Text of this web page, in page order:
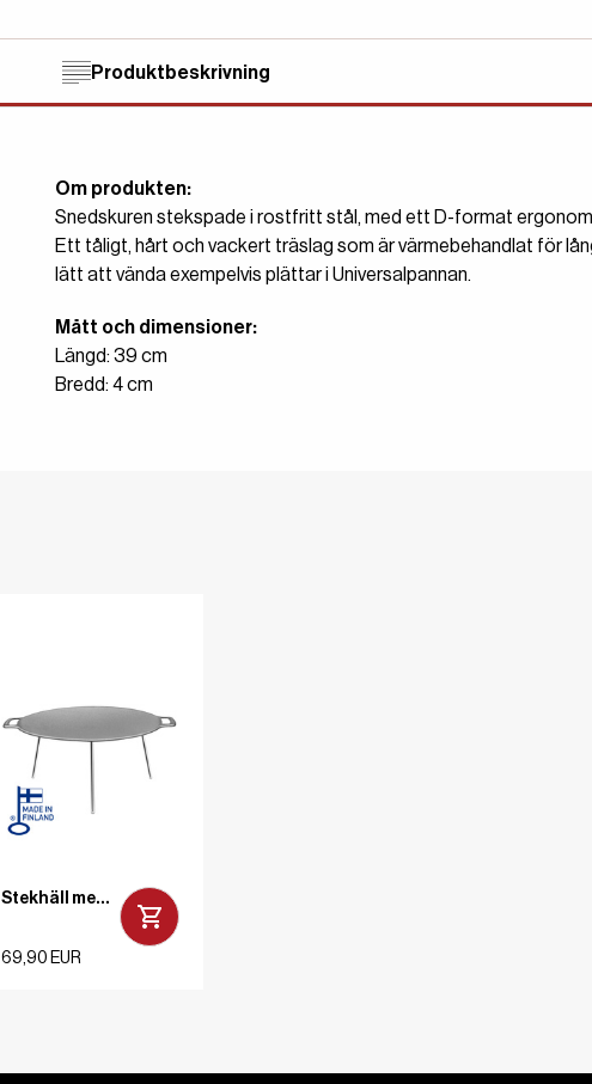
Produktbeskrivning
Om produkten:
Snedskuren stekspade i rostfritt stål, med ett D-format
Ett tåligt, hårt och vackert träslag som är värmebehandlat för
lätt att vända exempelvis plättar i Universalpannan.
Mått och dimensioner:
Längd: 39 cm
Bredd: 4 cm
Stekhäll med ben Varmvalsat stål 38 cm
69,90 EUR